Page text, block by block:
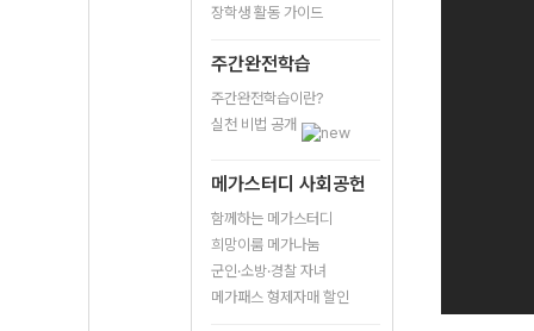
장학생 활동 가이드
주간완전학습
주간완전학습이란?
실천 비법 공개
메가스터디 사회공헌
함께하는 메가스터디
희망이룸 메가나눔
군인·소방·경찰 자녀
메가패스 형제자매 할인